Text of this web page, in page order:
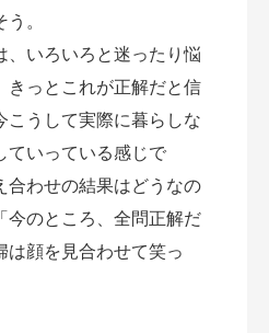
。
、いろいろと迷ったり悩
きっとこれが正解だと信
こうして実際に暮らしな
ていっている感じで
合わせの結果はどうなの
今のところ、全問正解だ
は顔を見合わせて笑っ